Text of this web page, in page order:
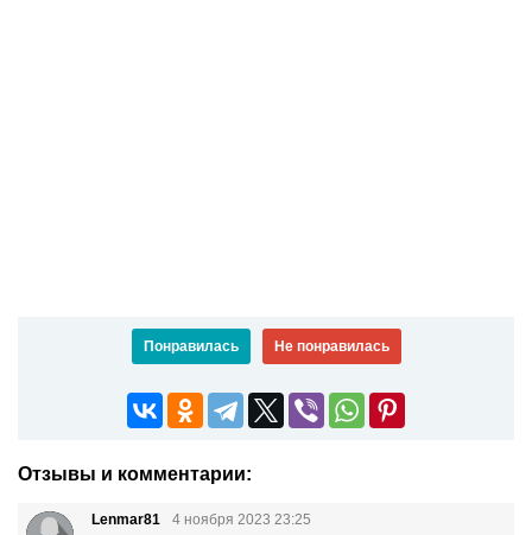
Понравилась Не понравилась
Отзывы и комментарии:
Lenmar81
4 ноября 2023 23:25